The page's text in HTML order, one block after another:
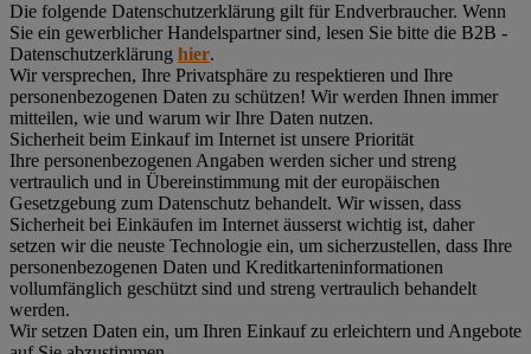
Die folgende Datenschutzerklärung gilt für Endverbraucher. Wenn
Sie ein gewerblicher Handelspartner sind, lesen Sie bitte die B2B -
Datenschutzerklärung hier.
Wir versprechen, Ihre Privatsphäre zu respektieren und Ihre
personenbezogenen Daten zu schützen! Wir werden Ihnen immer
mitteilen, wie und warum wir Ihre Daten nutzen.
Sicherheit beim Einkauf im Internet ist unsere Priorität
Ihre personenbezogenen Angaben werden sicher und streng
vertraulich und in Übereinstimmung mit der europäischen
Gesetzgebung zum Datenschutz behandelt. Wir wissen, dass
Sicherheit bei Einkäufen im Internet äusserst wichtig ist, daher
setzen wir die neuste Technologie ein, um sicherzustellen, dass Ihre
personenbezogenen Daten und Kreditkarteninformationen
vollumfänglich geschützt sind und streng vertraulich behandelt
werden.
Wir setzen Daten ein, um Ihren Einkauf zu erleichtern und Angebote